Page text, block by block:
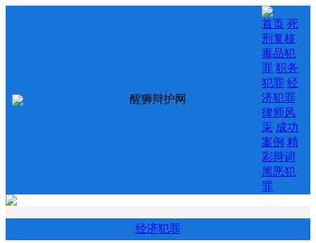
醒狮辩护网
首页 死
刑复核
毒品犯
罪 职务
犯罪 经
济犯罪
律师风
采 成功
案例 精
彩辩词
黑恶犯
罪
经济犯罪